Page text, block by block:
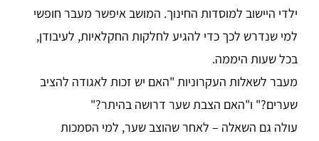
ילדי היישוב למוסדות החינוך. המושב איפשר מעבר חופשי
למי שנדרש לכך כדי להגיע לחלקות החקלאיות, לעיבודן,
בכל שעות היממה.
מעבר לשאלות העקרוניות "האם יש זכות לאגודה להציב
שערים?" ו"האם הצבת שער דרושה בהיתר?"
עולה גם השאלה – לאחר שהוצב שער, למי הסמכות